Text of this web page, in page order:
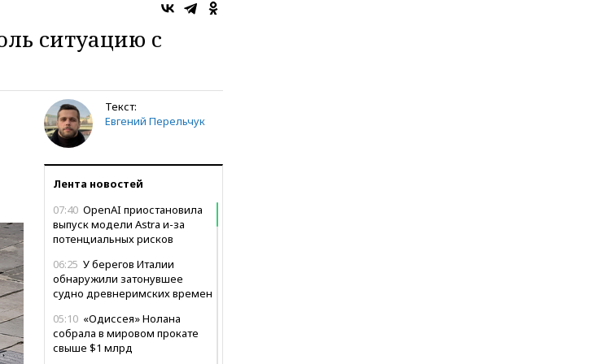
ситуацию с
Текст:
Евгений Перельчук
Лента новостей
07:40 OpenAI приостановила
выпуск модели Astra и-за
потенциальных рисков
06:25 У берегов Италии
обнаружили затонувшее
судно древнеримских времен
05:10 «Одиссея» Нолана
собрала в мировом прокате
свыше $1 млрд